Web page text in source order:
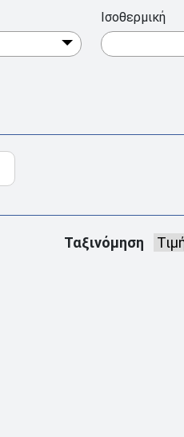
Ισοθερμική
Ταξινόμηση